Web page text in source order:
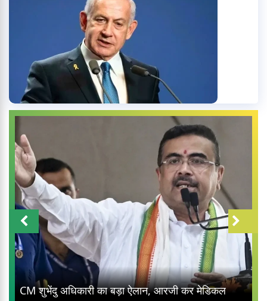
CM शुभेंदु अधिकारी का बड़ा ऐलान, आरजी कर मेडिकल